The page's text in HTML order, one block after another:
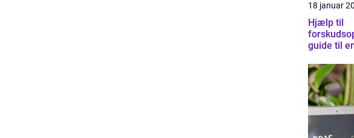
18 januar
Hjælp til
guide til